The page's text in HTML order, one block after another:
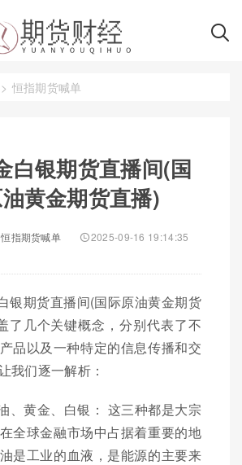
> 恒指期货喊单
白银期货直播间(国
黄金期货直播)
恒指期货喊单 2025-09-16 19:14:35
银期货直播间(国际原油黄金期货
了几个关键概念，分别代表了不
品以及一种特定的信息传播和交
我们逐一解析：
、黄金、白银： 这三种都是大宗
全球金融市场中占据着重要的地
是工业的血液，是能源的主要来